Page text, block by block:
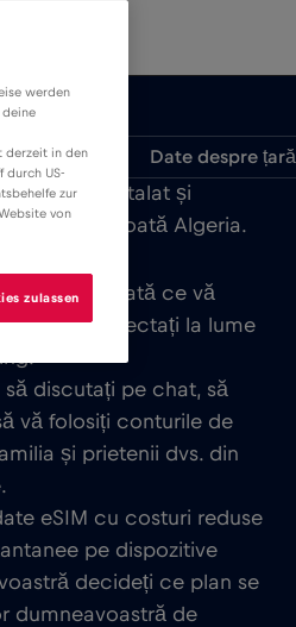
Date despre țară
ușor de instalat și
în sau în toată Algeria.
bază. Odată ce vă
să vă conectați la lume
discutați pe chat, să
vă folosiți conturile de
și prietenii dvs. din
eSIM cu costuri reduse
pe dispozitive
decideți ce plan se
dumneavoastră de
werden
deine
derzeit in den
durch US-
zur
von
zulassen